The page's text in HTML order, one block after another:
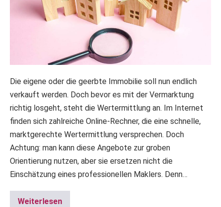
Die eigene oder die geerbte Immobilie soll nun endlich
verkauft werden. Doch bevor es mit der Vermarktung
richtig losgeht, steht die Wertermittlung an. Im Internet
finden sich zahlreiche Online-Rechner, die eine schnelle,
marktgerechte Wertermittlung versprechen. Doch
Achtung: man kann diese Angebote zur groben
Orientierung nutzen, aber sie ersetzen nicht die
Einschätzung eines professionellen Maklers. Denn…
Weiterlesen